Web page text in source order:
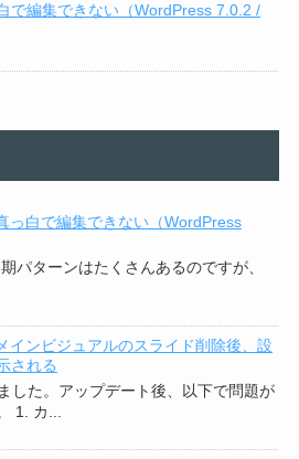
で編集できない（WordPress 7.0.2 /
っ白で編集できない（WordPress
パターンはたくさんあるのですが、
インビジュアルのスライド削除後、設
される
した。アップデート後、以下で問題が
1. カ...